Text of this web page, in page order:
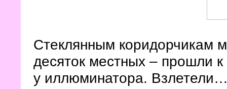
Стеклянным коридорчикам
десяток местных – прошли
у иллюминатора.